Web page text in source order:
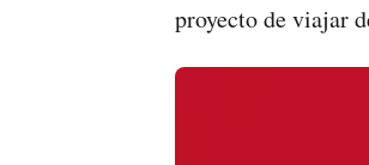
proyecto de viajar